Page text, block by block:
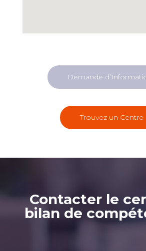
Demande
Trouvez un Centre
Contacter le
bilan de